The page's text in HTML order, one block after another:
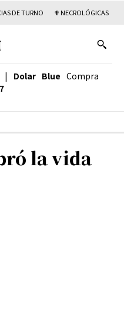
DE TURNO ✟ NECROLÓGICAS
| Dolar Blue Compra
la vida